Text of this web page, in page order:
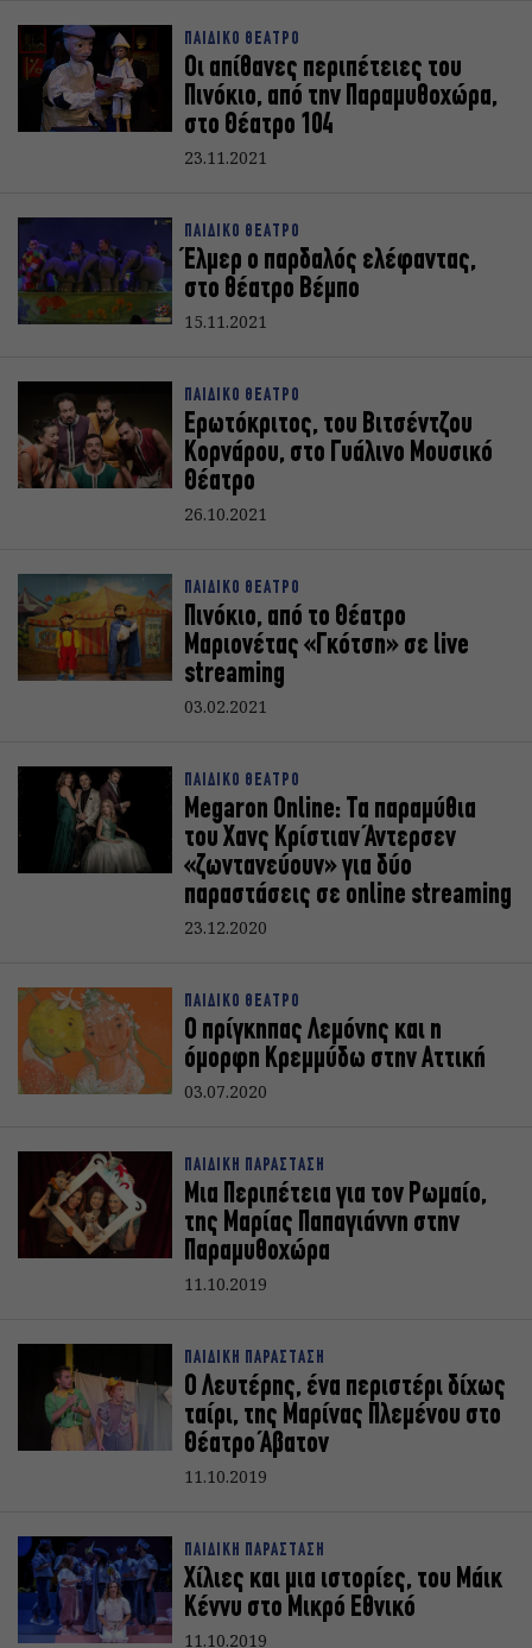
ΠΑΙΔΙΚΟ ΘΕΑΤΡΟ
Οι απίθανες περιπέτειες του
Πινόκιο, από την Παραμυθοχώρα,
στο Θέατρο 104
23.11.2021
ΠΑΙΔΙΚΟ ΘΕΑΤΡΟ
Έλμερ ο παρδαλός ελέφαντας,
στο θέατρο Βέμπο
15.11.2021
ΠΑΙΔΙΚΟ ΘΕΑΤΡΟ
Ερωτόκριτος, του Βιτσέντζου
Κορνάρου, στο Γυάλινο Μουσικό
Θέατρο
26.10.2021
ΠΑΙΔΙΚΟ ΘΕΑΤΡΟ
Πινόκιο, από το Θέατρο
Μαριονέτας «Γκότση» σε live
streaming
03.02.2021
ΠΑΙΔΙΚΟ ΘΕΑΤΡΟ
Megaron Online: Τα παραμύθια
του Χανς Κρίστιαν Άντερσεν
«ζωντανεύουν» για δύο
παραστάσεις σε online streaming
23.12.2020
ΠΑΙΔΙΚΟ ΘΕΑΤΡΟ
Ο πρίγκηπας Λεμόνης και η
όμορφη Κρεμμύδω στην Αττική
03.07.2020
ΠΑΙΔΙΚΗ ΠΑΡΑΣΤΑΣΗ
Μια Περιπέτεια για τον Ρωμαίο,
της Μαρίας Παπαγιάννη στην
Παραμυθοχώρα
11.10.2019
ΠΑΙΔΙΚΗ ΠΑΡΑΣΤΑΣΗ
Ο Λευτέρης, ένα περιστέρι δίχως
ταίρι, της Μαρίνας Πλεμένου στο
Θέατρο Άβατον
11.10.2019
ΠΑΙΔΙΚΗ ΠΑΡΑΣΤΑΣΗ
Χίλιες και μια ιστορίες, του Μάικ
Κέννυ στο Μικρό Εθνικό
11.10.2019